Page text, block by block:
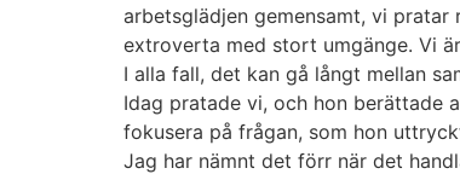
arbetsglädjen gemensamt, vi
extroverta med stort umgänge. Vi
I alla fall, det kan gå långt mellan
Idag pratade vi, och hon berättade
fokusera på frågan, som hon
Jag har nämnt det förr när det